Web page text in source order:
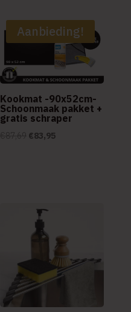
Aanbieding!
Kookmat -90x52cm-
Schoonmaak pakket +
gratis schraper
Oorspronkelijke
€83,95Huidige